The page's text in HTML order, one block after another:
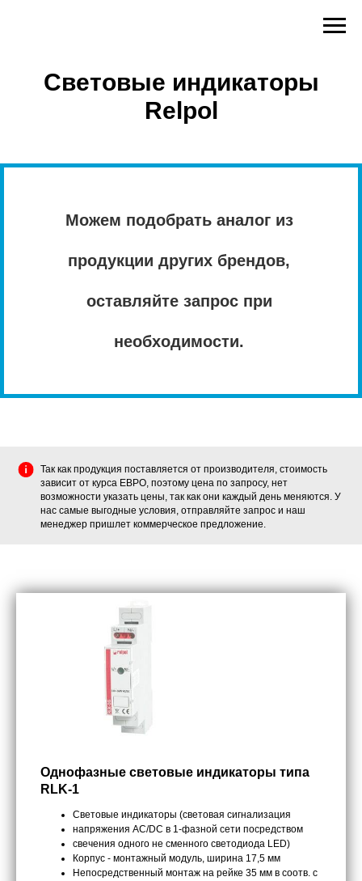
Световые индикаторы
Relpol
Можем подобрать аналог из
продукции других брендов,
оставляйте запрос при
необходимости.
Так как продукция поставляется от производителя, стоимость
зависит от курса ЕВРО, поэтому цена по запросу, нет
возможности указать цены, так как они каждый день меняются. У
нас самые выгодные условия, отправляйте запрос и наш
менеджер пришлет коммерческое предложение.
Oднофазные cветовые индикаторы типа
RLK-1
Световые индикаторы (световая сигнализация
напряжения AC/DC в 1-фазной сети посредством
свечения одного не сменного светодиода LED)
Корпус - монтажный модуль, ширина 17,5 мм
Непосредственный монтаж на рейке 35 мм в соотв. с